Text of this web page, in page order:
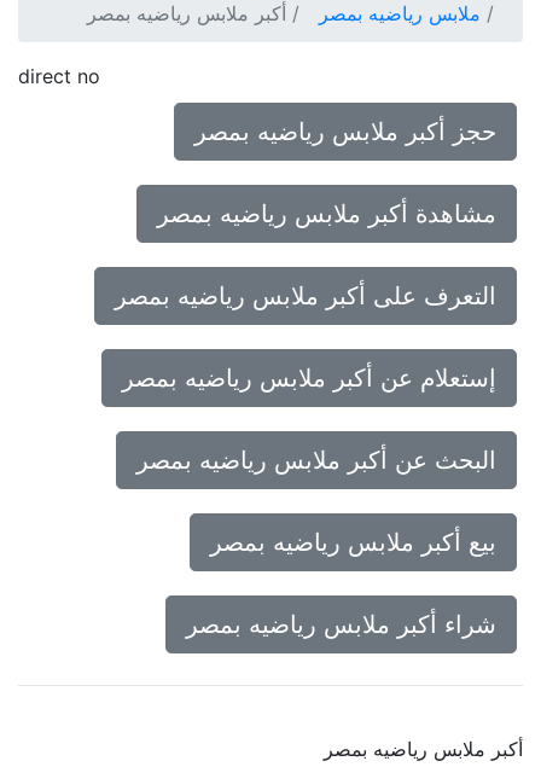
ملابس رياضيه بمصر
أكبر ملابس رياضيه بمصر
direct no
حجز أكبر ملابس رياضيه بمصر
مشاهدة أكبر ملابس رياضيه بمصر
التعرف على أكبر ملابس رياضيه بمصر
إستعلام عن أكبر ملابس رياضيه بمصر
البحث عن أكبر ملابس رياضيه بمصر
بيع أكبر ملابس رياضيه بمصر
شراء أكبر ملابس رياضيه بمصر
أكبر ملابس رياضيه بمصر